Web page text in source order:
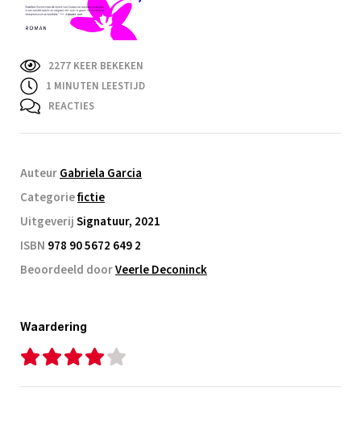
2277 KEER BEKEKEN
1 MINUTEN LEESTIJD
REACTIES
AuteurGabriela Garcia
Categoriefictie
UitgeverijSignatuur, 2021
ISBN 978 90 5672 649 2
Beoordeeld doorVeerle Deconinck
Waardering